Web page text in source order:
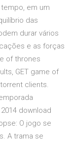
em um
das
durar vários
e as forças
of thrones
GET game of
clients.
download
O jogo se
A trama se